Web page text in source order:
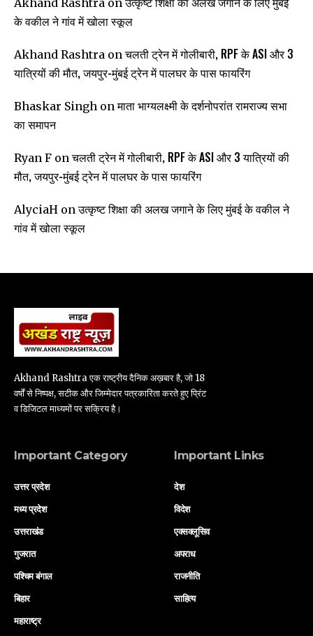
Akhand Rashtra on
के वकील ने गांव में खोला स्कूल
Akhand Rashtra onचलती ट्रेन में गोलीबारी, RPF के ASI और 3
यात्रियों की मौत, जयपुर-मुंबई ट्रेन में पालघर के पास फायरिंग
Bhaskar Singh onमाता भाग्यलक्ष्मी के दर्शनोपरांत रामराज्य सभा
का समापन
Ryan F onचलती ट्रेन में गोलीबारी, RPF के ASI और 3 यात्रियों की
मौत, जयपुर-मुंबई ट्रेन में पालघर के पास फायरिंग
AlyciaH onउत्कृष्ट शिक्षा की अलख जगाने के लिए मुंबई के वकील ने
गांव में खोला स्कूल
Akhand Rashtra एक राष्ट्रीय दैनिक अख़बार है, जो 18
वर्षों से निष्पक्ष, सटीक और जिम्मेदार पत्रकारिता करते हुए प्रिंट
व डिजिटल माध्यमों पर सक्रिय है।
Important Category
उत्तर प्रदेश
मध्य प्रदेश
उत्तराखंड
गुजरात
पश्चिम बंगाल
बिहार
महाराष्ट्र
Important Links
देश
विदेश
एक्सक्लूसिव
अपराध
राजनीति
साहित्य